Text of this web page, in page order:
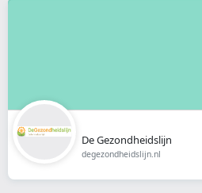
De Gezondheidslijn
degezondheidslijn.nl